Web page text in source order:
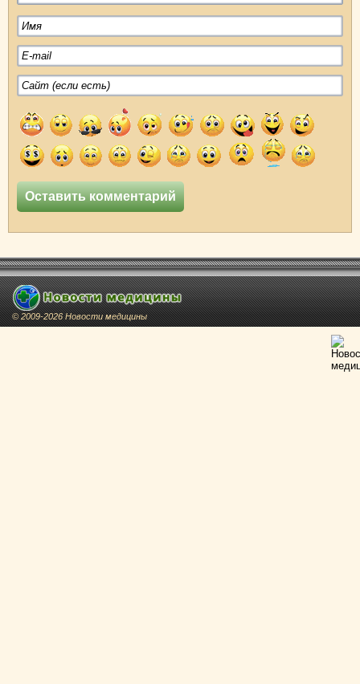
© 2009-2026 Новости медицины